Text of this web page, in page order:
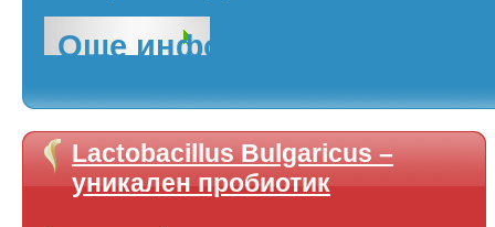
Още информация
Lactobacillus Bulgaricus –
уникален пробиотик